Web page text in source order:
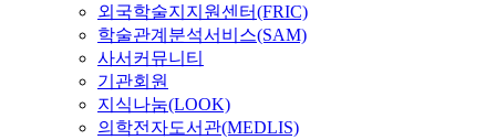
외국학술지지원센터(FRIC)
학술관계분석서비스(SAM)
사서커뮤니티
기관회원
지식나눔(LOOK)
의학전자도서관(MEDLIS)